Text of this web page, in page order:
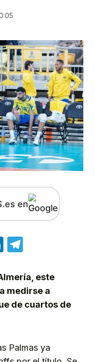
en
LinkedIn
este
medirse a
de cuartos de
Palmas ya